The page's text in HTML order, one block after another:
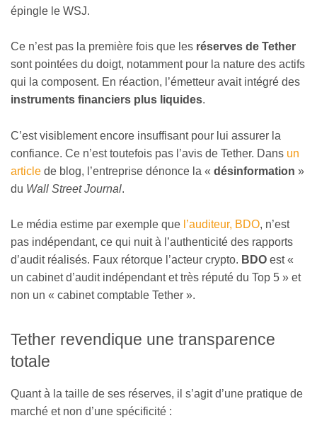
épingle le WSJ.
Ce n’est pas la première fois que les réserves de Tether
sont pointées du doigt, notamment pour la nature des actifs
qui la composent. En réaction, l’émetteur avait intégré des
instruments financiers plus liquides.
C’est visiblement encore insuffisant pour lui assurer la
confiance. Ce n’est toutefois pas l’avis de Tether. Dans un
article de blog, l’entreprise dénonce la « désinformation »
du Wall Street Journal.
Le média estime par exemple que l’auditeur, BDO, n’est
pas indépendant, ce qui nuit à l’authenticité des rapports
d’audit réalisés. Faux rétorque l’acteur crypto. BDO est «
un cabinet d’audit indépendant et très réputé du Top 5 » et
non un « cabinet comptable Tether ».
Tether revendique une transparence
totale
Quant à la taille de ses réserves, il s’agit d’une pratique de
marché et non d’une spécificité :